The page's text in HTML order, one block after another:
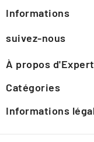
Informations
suivez-nous
À propos
Catégories
Informations